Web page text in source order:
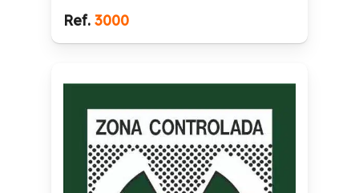
Ref. 3000